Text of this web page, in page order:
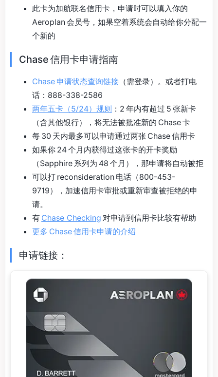
此卡为加航联名信用卡，申请时可以填入你的
Aeroplan 会员号，如果空着系统会自动给你分配一
个新的
Chase 信用卡申请指南
Chase 申请状态查询链接 （需登录）。或者打电
话：888-338-2586
两年五卡（5/24）规则 ：2 年内有超过 5 张新卡
（含其他银行），将无法被批准新的 Chase 卡
每 30 天内最多可以申请通过两张 Chase 信用卡
如果你 24 个月内获得过这张卡的开卡奖励
（Sapphire 系列为 48 个月），那申请将自动被拒
可以打 reconsideration 电话（800-453-
9719），加速信用卡审批或重新审查被拒绝的申
请。
有 Chase Checking 对申请到信用卡比较有帮助
更多 Chase 信用卡申请的介绍
申请链接：